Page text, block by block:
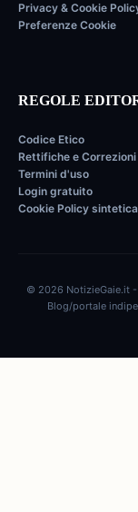
Privacy & Cookie
Preferenze Cookie
REGOLE
Codice Etico
Rettifiche e Correzioni
Termini d'uso
Login gratuito
Cookie Policy sintetica
© 2026 NotizieGaie.it -
Blog/portale